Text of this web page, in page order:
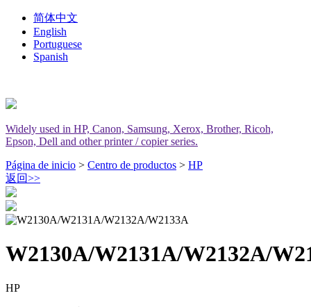
简体中文
English
Portuguese
Spanish
Widely used in HP, Canon, Samsung, Xerox, Brother, Ricoh,
Epson, Dell and other printer / copier series.
Página de inicio > Centro de productos > HP
返回>>
W2130A/W2131A/W2132A/
HP